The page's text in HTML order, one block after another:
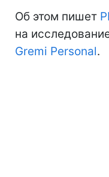
Об этом пишет
на
Gremi Personal.